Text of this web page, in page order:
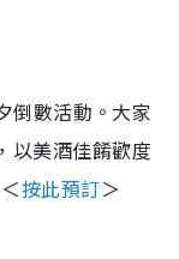
倒數活動。大家
以美酒佳餚歡度
按此預訂＞